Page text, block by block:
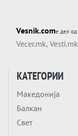
Vesnik.comе дел од
Vecer.mk, Vesti.mk
КАТЕГОРИИ
Македонија
Балкан
Свет